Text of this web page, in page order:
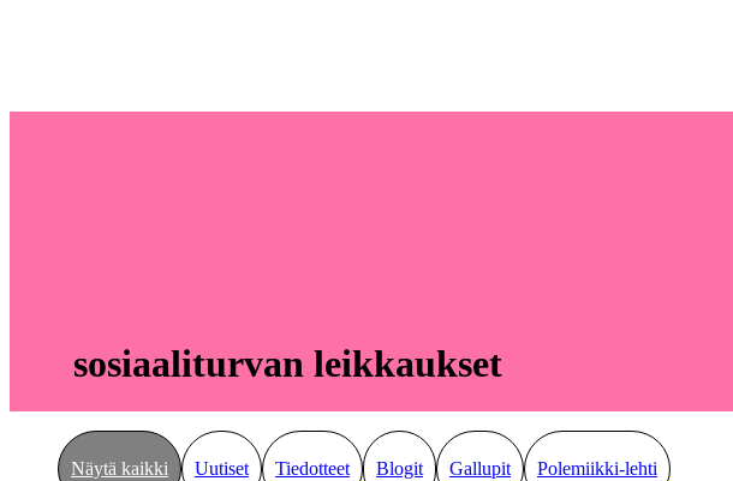
sosiaaliturvan leikkaukset
Näytä kaikki Uutiset Tiedotteet Blogit Gallupit Polemiikki-lehti